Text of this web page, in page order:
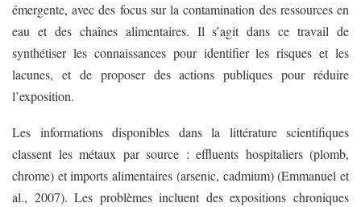
émergente, avec des focus sur la contamination des ressources en
eau et des chaînes alimentaires. Il s’agit dans ce travail de
synthétiser les connaissances pour identifier les risques et les
lacunes, et de proposer des actions publiques pour réduire
l’exposition.
Les informations disponibles dans la littérature scientifiques
classent les métaux par source : effluents hospitaliers (plomb,
chrome) et imports alimentaires (arsenic, cadmium) (Emmanuel et
al., 2007). Les problèmes incluent des expositions chroniques